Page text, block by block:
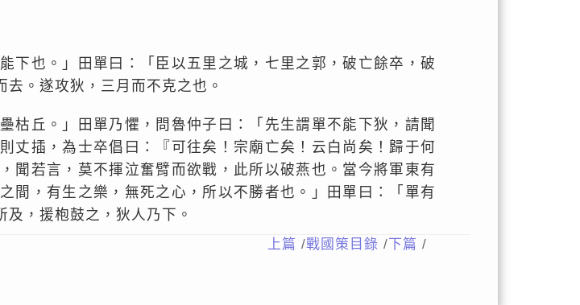
下也。」田單曰：「臣以五里之城，七里之郭，破亡餘卒，破
。遂攻狄，三月而不克之也。
枯丘。」田單乃懼，問魯仲子曰：「先生謂單不能下狄，請聞
丈插，為士卒倡曰：『可往矣！宗廟亡矣！云白尚矣！歸于何
聞若言，莫不揮泣奮臂而欲戰，此所以破燕也。當今將軍東有
間，有生之樂，無死之心，所以不勝者也。」田單曰：「單有
，援枹鼓之，狄人乃下。
上篇 /戰國策目錄 / 下篇 /